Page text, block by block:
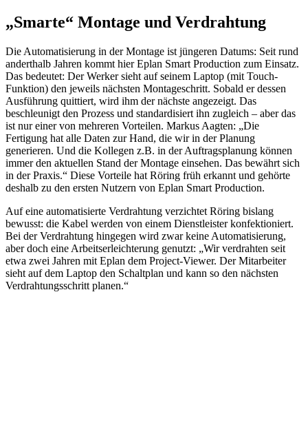
„Smarte“ Montage und Verdrahtung
Die Automatisierung in der Montage ist jüngeren Datums: Seit rund
anderthalb Jahren kommt hier Eplan Smart Production zum Einsatz.
Das bedeutet: Der Werker sieht auf seinem Laptop (mit Touch-
Funktion) den jeweils nächsten Montageschritt. Sobald er dessen
Ausführung quittiert, wird ihm der nächste angezeigt. Das
beschleunigt den Prozess und standardisiert ihn zugleich – aber das
ist nur einer von mehreren Vorteilen. Markus Aagten: „Die
Fertigung hat alle Daten zur Hand, die wir in der Planung
generieren. Und die Kollegen z.B. in der Auftragsplanung können
immer den aktuellen Stand der Montage einsehen. Das bewährt sich
in der Praxis.“ Diese Vorteile hat Röring früh erkannt und gehörte
deshalb zu den ersten Nutzern von Eplan Smart Production.
Auf eine automatisierte Verdrahtung verzichtet Röring bislang
bewusst: die Kabel werden von einem Dienstleister konfektioniert.
Bei der Verdrahtung hingegen wird zwar keine Automatisierung,
aber doch eine Arbeitserleichterung genutzt: „Wir verdrahten seit
etwa zwei Jahren mit Eplan dem Project-Viewer. Der Mitarbeiter
sieht auf dem Laptop den Schaltplan und kann so den nächsten
Verdrahtungsschritt planen.“